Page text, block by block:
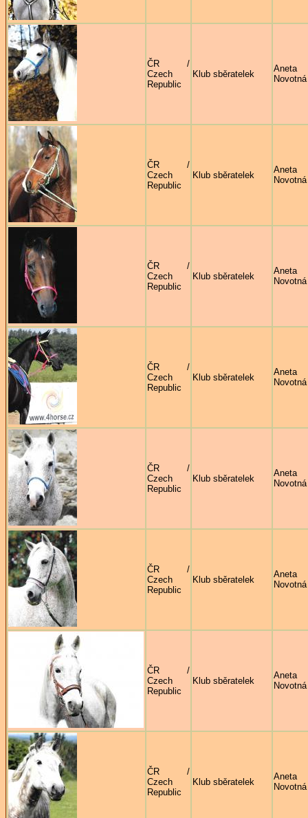
ČR /
Czech
Republic
Klub sběratelek
Aneta
Novotná
ČR /
Czech
Republic
Klub sběratelek
Aneta
Novotná
ČR /
Czech
Republic
Klub sběratelek
Aneta
Novotná
ČR /
Czech
Republic
Klub sběratelek
Aneta
Novotná
ČR /
Czech
Republic
Klub sběratelek
Aneta
Novotná
ČR /
Czech
Republic
Klub sběratelek
Aneta
Novotná
ČR /
Czech
Republic
Klub sběratelek
Aneta
Novotná
ČR /
Czech
Republic
Klub sběratelek
Aneta
Novotná